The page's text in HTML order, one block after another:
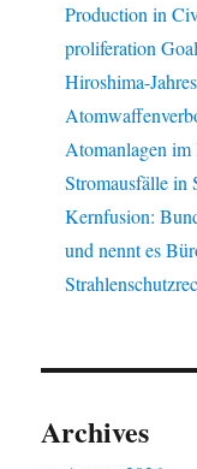
Production in
proliferation
Hiroshima-
Atomanlagen
Stromausfälle in
Kernfusion:
und nennt es
Archives